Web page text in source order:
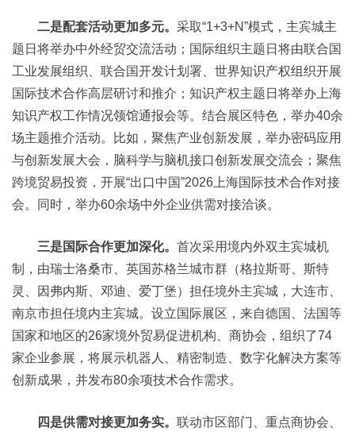
二是配套活动更加多元。 采取“1+3+N”模式，主宾城主
题日将举办中外经贸交流活动；国际组织主题日将由联合国
工业发展组织、联合国开发计划署、世界知识产权组织开展
国际技术合作高层研讨和推介；知识产权主题日将举办上海
知识产权工作情况领馆通报会等。结合展区特色，举办40余
场主题推介活动。比如，聚焦产业创新发展，举办密码应用
与创新发展大会，脑科学与脑机接口创新发展交流会；聚焦
跨境贸易投资，开展“出口中国”2026上海国际技术合作对接
会。同时，举办60余场中外企业供需对接洽谈。
三是国际合作更加深化。 首次采用境内外双主宾城机
制，由瑞士洛桑市、英国苏格兰城市群（格拉斯哥、斯特
灵、因弗内斯、邓迪、爱丁堡）担任境外主宾城，大连市、
南京市担任境内主宾城。设立国际展区，来自德国、法国等
国家和地区的26家境外贸易促进机构、商协会，组织了74
家企业参展，将展示机器人、精密制造、数字化解决方案等
创新成果，并发布80余项技术合作需求。
四是供需对接更加务实。 联动市区部门、重点商协会、